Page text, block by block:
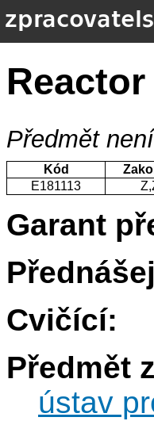
Předmět
Kód
E181113
Garant
Cvičící:
Předmět
ústav